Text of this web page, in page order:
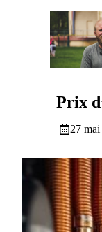
Prix
27